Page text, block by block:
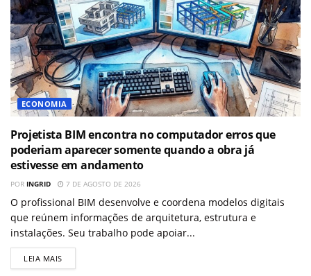
ECONOMIA
Projetista BIM encontra no computador erros que
poderiam aparecer somente quando a obra já
estivesse em andamento
POR INGRID 7 DE AGOSTO DE 2026
O profissional BIM desenvolve e coordena modelos digitais
que reúnem informações de arquitetura, estrutura e
instalações. Seu trabalho pode apoiar...
LEIA MAIS